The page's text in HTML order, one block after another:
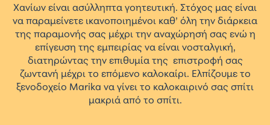
Χανίων είναι ασύλληπτα γοητευτική. Στόχος μας είναι
να παραμείνετε ικανοποιημένοι καθ’ όλη την διάρκεια
της παραμονής σας μέχρι την αναχώρησή σας ενώ η
επίγευση της εμπειρίας να είναι νοσταλγική,
διατηρώντας την επιθυμία της επιστροφή σας
ζωντανή μέχρι το επόμενο καλοκαίρι. Ελπίζουμε το
ξενοδοχείο Marika να γίνει το καλοκαιρινό σας σπίτι
μακριά από το σπίτι.